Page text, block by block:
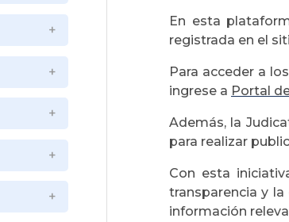
En esta
registrada en el
Para acceder a
ingrese a Portal
Además, la
para realizar
Con esta
transparencia y
información